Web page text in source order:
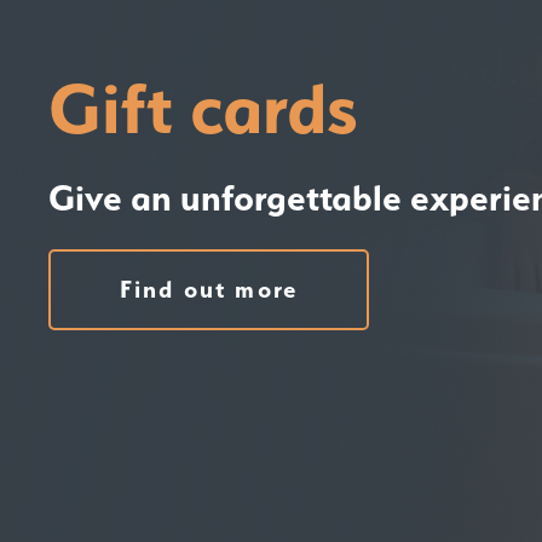
Gift cards
Give an unforgettable
Find out more